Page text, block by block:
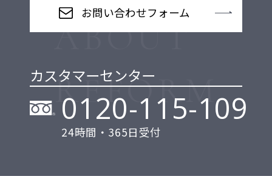
お問い合わせフォーム
カスタマーセンター
0120-115-109
24時間・365日受付